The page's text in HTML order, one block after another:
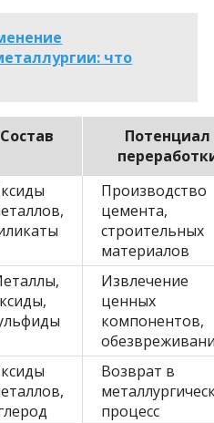
что
Состав
Потенциал
Производство
цемента,
строительных
материалов
Извлечение
ценных
компонентов,
Возврат в
процесс